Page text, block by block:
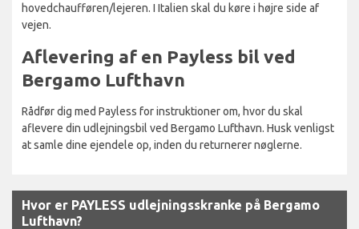
hovedchaufføren/lejeren. I Italien skal du køre i højre side af
vejen.
Aflevering af en Payless bil ved
Bergamo Lufthavn
Rådfør dig med Payless for instruktioner om, hvor du skal
aflevere din udlejningsbil ved Bergamo Lufthavn. Husk venligst
at samle dine ejendele op, inden du returnerer nøglerne.
Hvor er PAYLESS udlejningsskranke på Bergamo
Lufthavn?